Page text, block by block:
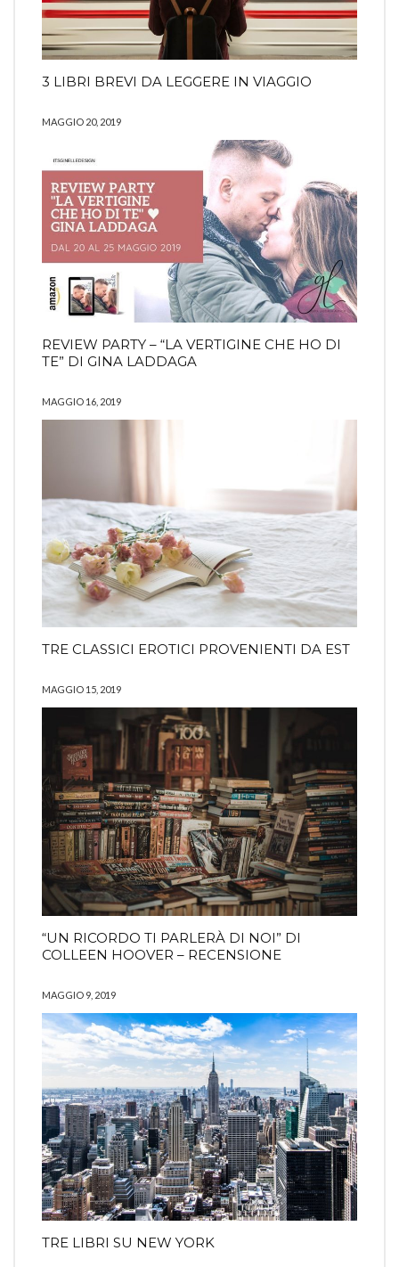
3 LIBRI BREVI DA LEGGERE IN VIAGGIO
MAGGIO 20, 2019
REVIEW PARTY – “LA VERTIGINE CHE HO DI
TE” DI GINA LADDAGA
MAGGIO 16, 2019
TRE CLASSICI EROTICI PROVENIENTI DA EST
MAGGIO 15, 2019
“UN RICORDO TI PARLERÀ DI NOI” DI
COLLEEN HOOVER – RECENSIONE
MAGGIO 9, 2019
TRE LIBRI SU NEW YORK